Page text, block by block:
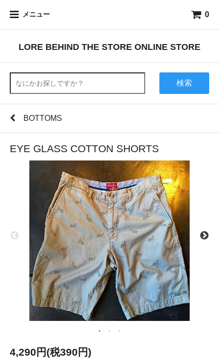
メニュー 0
LORE BEHIND THE STORE ONLINE STORE
検索
BOTTOMS
EYE GLASS COTTON SHORTS
4,290円(税390円)